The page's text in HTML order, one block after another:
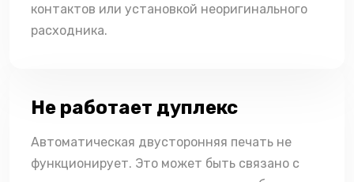
контактов или установкой неоригинального
расходника.
Не работает дуплекс
Автоматическая двусторонняя печать не
функционирует. Это может быть связано с